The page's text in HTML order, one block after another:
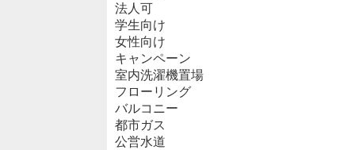
法人可
学生向け
女性向け
キャンペーン
室内洗濯機置場
フローリング
バルコニー
都市ガス
公営水道